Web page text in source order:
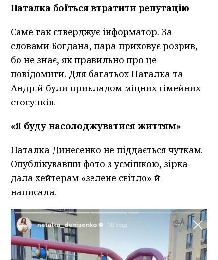
Наталка боїться втратити репутацію
Саме так стверджує інформатор. За
словами Богдана, пара приховує розрив,
бо не знає, як правильно про це
повідомити. Для багатьох Наталка та
Андрій були прикладом міцних сімейних
стосунків.
«Я буду насолоджуватися життям»
Наталка Динесенко не піддається чуткам.
Опублікувавши фото з усмішкою, зірка
дала хейтерам «зелене світло» й
написала: